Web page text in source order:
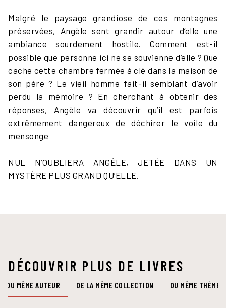
Malgré le paysage grandiose de ces montagnes
préservées, Angèle sent grandir autour d’elle une
ambiance sourdement hostile. Comment est-il
possible que personne ici ne se souvienne d’elle ? Que
cache cette chambre fermée à clé dans la maison de
son père ? Le vieil homme fait-il semblant d’avoir
perdu la mémoire ? En cherchant à obtenir des
réponses, Angèle va découvrir qu’il est parfois
extrêmement dangereux de déchirer le voile du
mensonge
NUL N’OUBLIERA ANGÈLE, JETÉE DANS UN
MYSTÈRE PLUS GRAND QU’ELLE.
DÉCOUVRIR PLUS DE LIVRES
DU MÊME AUTEUR DE LA MÊME COLLECTION DU MÊME THÈME